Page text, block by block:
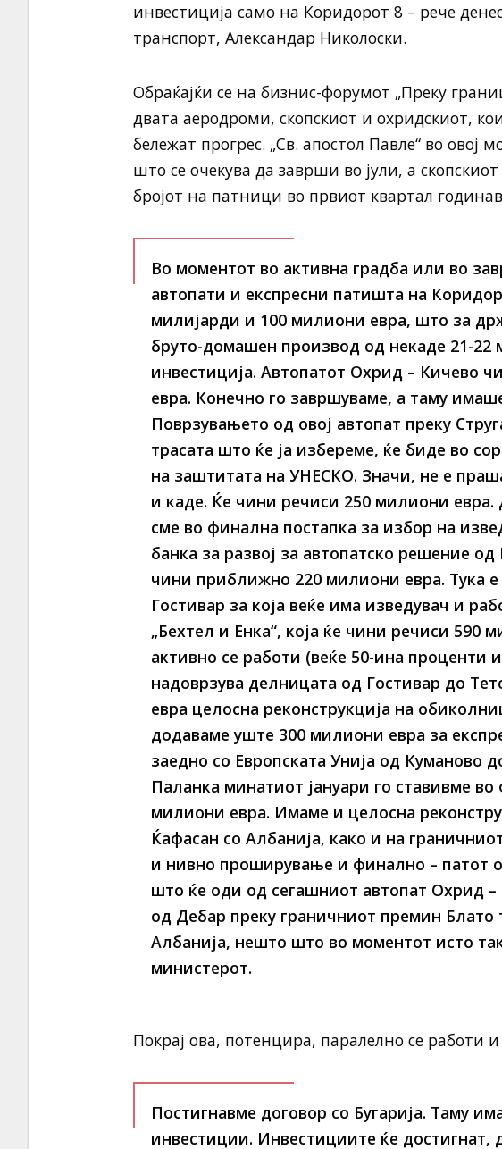
инвестиција само на Коридорот 8 – рече
транспорт, Александар Николоски.
Обраќајќи се на бизнис-форумот „Преку
двата аеродроми, скопскиот и охридскиот,
бележат прогрес. „Св. апостол Павле“ во овој
што се очекува да заврши во јули, а
бројот на патници во првиот квартал
Во моментот во активна градба или во
автопати и експресни патишта на
милијарди и 100 милиони евра, што за
бруто-домашен производ од некаде 21-22
инвестиција. Автопатот Охрид – Кичево
евра. Конечно го завршуваме, а таму
Поврзувањето од овој автопат преку
трасата што ќе ја избереме, ќе биде во
на заштитата на УНЕСКО. Значи, не е
и каде. Ќе чини речиси 250 милиони
сме во финална постапка за избор на
банка за развој за автопатско решение
чини приближно 220 милиони евра. Тука е
Гостивар за која веќе има изведувач и
„Бехтел и Енка“, која ќе чини речиси 590
активно се работи (веќе 50-ина проценти
надоврзува делницата од Гостивар до
евра целосна реконструкција на
додаваме уште 300 милиони евра за
заедно со Европската Унија од Куманово
Паланка минатиот јануари го ставивме
милиони евра. Имаме и целосна
Ќафасан со Албанија, како и на
и нивно проширување и финално – патот
што ќе оди од сегашниот автопат Охрид
од Дебар преку граничниот премин Блато
Албанија, нешто што во моментот исто
министерот.
Покрај ова, потенцира, паралелно се работи
Постигнавме договор со Бугарија. Таму
инвестиции. Инвестициите ќе достигнат,